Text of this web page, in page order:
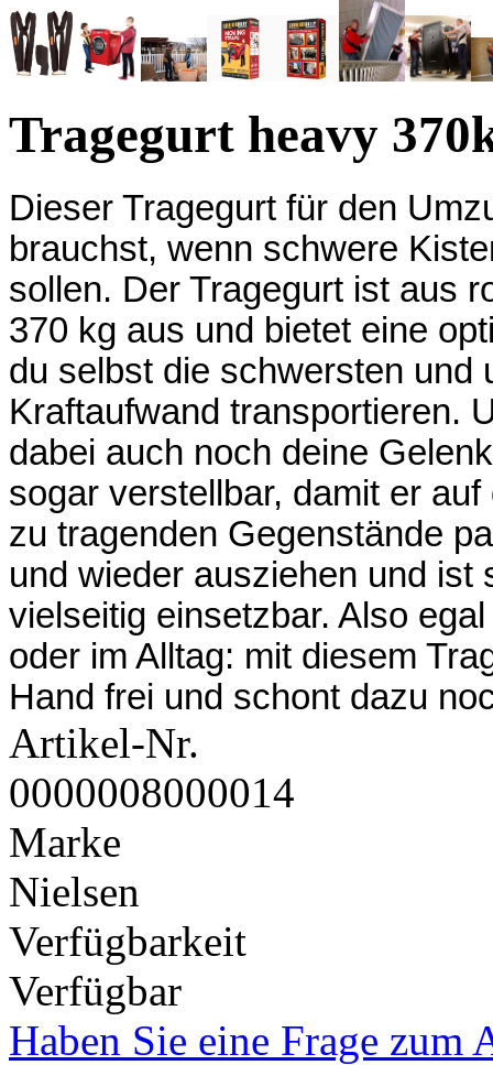
Tragegurt heavy
Dieser Tragegurt für den
brauchst, wenn schwere
sollen. Der Tragegurt ist aus
370 kg aus und bietet eine
du selbst die schwersten und
Kraftaufwand transportieren.
dabei auch noch deine
sogar verstellbar, damit er
zu tragenden Gegenstände
und wieder ausziehen und ist
vielseitig einsetzbar. Also
oder im Alltag: mit diesem
Hand frei und schont dazu
Artikel-Nr.
0000008000014
Marke
Nielsen
Verfügbarkeit
Verfügbar
Haben Sie eine Frage zum